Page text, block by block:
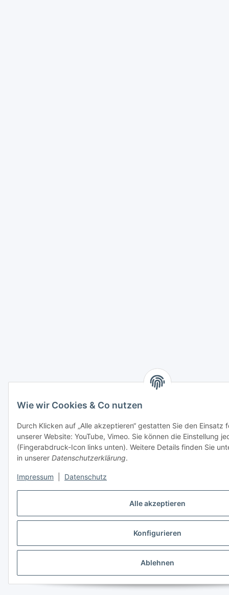
Alle akzeptieren
Konfigurieren
Ablehnen
Wie wir Cookies & Co nutzen
Durch Klicken auf „Alle akzeptieren“ gestatten Sie den Einsatz
unserer Website: YouTube, Vimeo. Sie können die Einstellung
(Fingerabdruck-Icon links unten). Weitere Details finden Sie
in unserer Datenschutzerklärung.
Impressum Datenschutz